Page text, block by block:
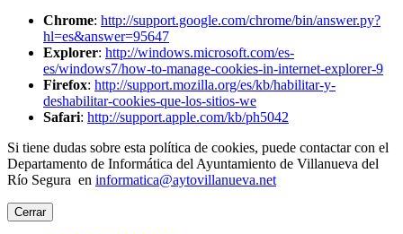
Chrome: http://support.google.com/chrome/bin/answer.py?
hl=es&answer=95647
Explorer: http://windows.microsoft.com/es-
es/windows7/how-to-manage-cookies-in-internet-explorer-9
Firefox: http://support.mozilla.org/es/kb/habilitar-y-
deshabilitar-cookies-que-los-sitios-we
Safari: http://support.apple.com/kb/ph5042
Si tiene dudas sobre esta política de cookies, puede contactar con el
Departamento de Informática del Ayuntamiento de Villanueva del
Río Segura en informatica@aytovillanueva.net
Cerrar